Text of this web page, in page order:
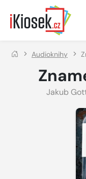
Přejít na hlavní obsah
Audioknihy
Jakub